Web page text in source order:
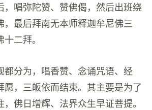
，唱弥陀赞、赞佛偈，然后出班绕
，最后拜南无本师释迦牟尼佛三
二拜。
都分为，唱香赞、念诵咒语、经
愿，三皈依而结束。其主要是为了
佛日增辉、法界众生早证菩提。